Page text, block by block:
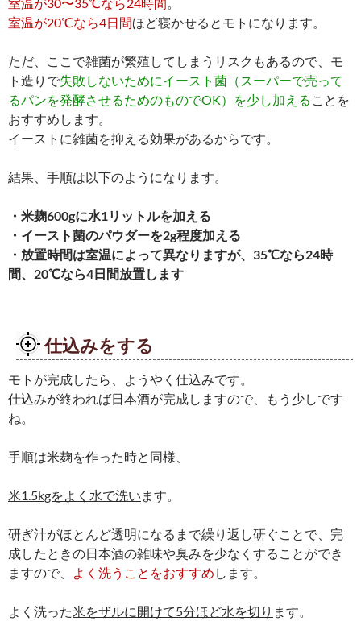
室温が20℃なら4日間ほど寝かせるとモトになります。
ただ、ここで雑菌が繁殖してしまうリスクもあるので、モ
ト造りで失敗しないためにイースト菌（スーパーで売って
るパンを発酵させるためのものでOK）を少し加える ことを
おすすめします。
イーストに雑菌を抑える効果があるからです。
結果、手順は以下のようになります。
・米麹600gに水1リットルを加える
・イースト菌のパウダーを2g程度加える
・放置時間は室温によって異なりますが、35℃なら24時
間、20℃なら4日間放置します
仕込みをする
モトが完成したら、ようやく仕込みです。
仕込みが終われば日本酒が完成しますので、もう少しです
ね。
手順は米麹を作った時と同様、
米1.5kgをよく水で洗い ます。
研ぎ汁がほとんど透明になるまで繰り返し研ぐことで、完
成したときの日本酒の雑味や臭みを少なくすることができ
ますので、
よく洗うことをおすすめ します。
よく洗った米をザルに開けて5分ほど水を切り ます。